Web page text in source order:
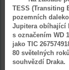
TESS (Transiting
pozemních
Jupitera obíhající
s označením WD
jako TIC
80 světelných
souhvězdí Draka.